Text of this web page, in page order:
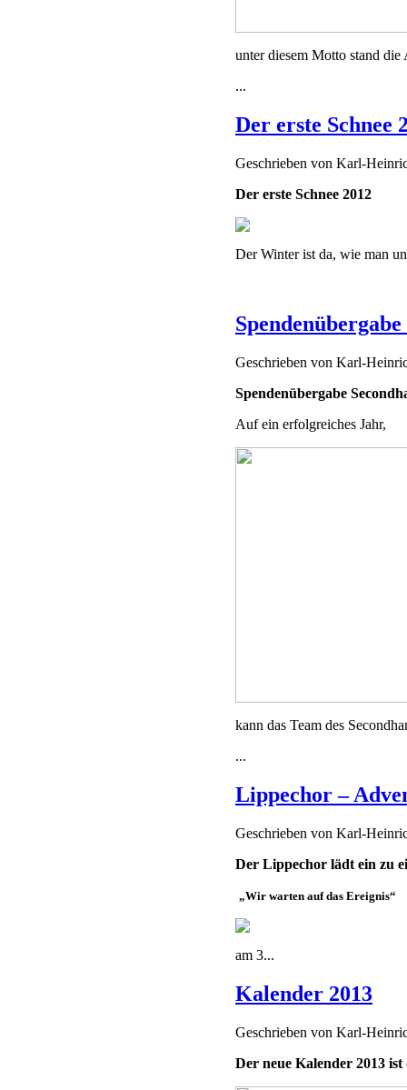
unter diesem Motto stand die
...
Der erste Schnee
Geschrieben von Karl-
Der erste Schnee 2012
Der Winter ist da, wie man
Geschrieben von Karl-
Spendenübergabe
Auf ein erfolgreiches Jahr,
kann das Team des
...
Lippechor –
Geschrieben von Karl-
Der Lippechor lädt ein zu
„Wir warten auf das Ereignis“
am 3...
Kalender 2013
Geschrieben von Karl-
Der neue Kalender 2013 ist